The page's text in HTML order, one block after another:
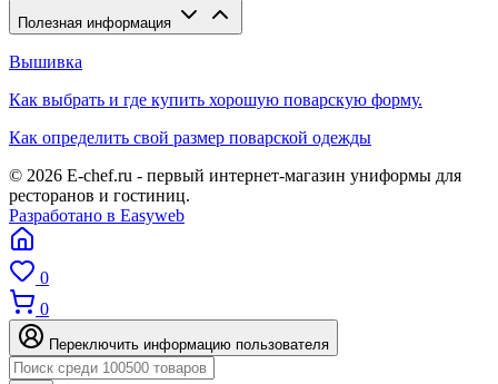
Полезная информация
Вышивка
Как выбрать и где купить хорошую поварскую форму.
Как определить свой размер поварской одежды
© 2026 E-chef.ru - первый интернет-магазин униформы для
ресторанов и гостиниц.
Разработано в Easyweb
0
0
Переключить информацию пользователя